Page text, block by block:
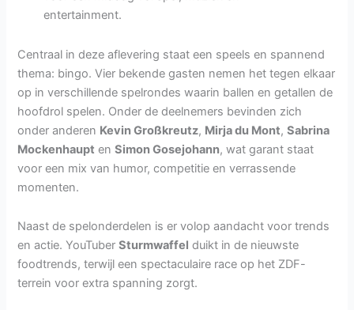
entertainment.
Centraal in deze aflevering staat een speels en spannend
thema: bingo. Vier bekende gasten nemen het tegen elkaar
op in verschillende spelrondes waarin ballen en getallen de
hoofdrol spelen. Onder de deelnemers bevinden zich
onder anderen Kevin Großkreutz, Mirja du Mont,Sabrina
Mockenhaupt enSimon Gosejohann, wat garant staat
voor een mix van humor, competitie en verrassende
momenten.
Naast de spelonderdelen is er volop aandacht voor trends
en actie. YouTuberSturmwaffel duikt in de nieuwste
foodtrends, terwijl een spectaculaire race op het ZDF-
terrein voor extra spanning zorgt.